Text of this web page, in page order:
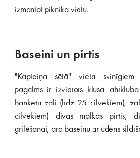
izmantot piknika vietu.
Baseini un pirtis
"Kapteiņa sētā" vieta svinīgiem
pagalms ir izvietots klusā
banketu zāli (līdz 25 cilvēkiem),
cilvēkiem) divas malkas pirtis,
grilēšanai, āra baseinu ar ūdens